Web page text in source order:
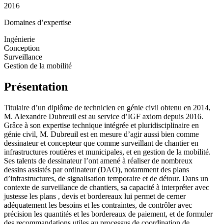
2016
Domaines d’expertise
Ingénierie
Conception
Surveillance
Gestion de la mobilité
Présentation
Titulaire d’un diplôme de technicien en génie civil obtenu en 2014,
M. Alexandre Dubreuil est au service d’IGF axiom depuis 2016.
Grâce à son expertise technique intégrée et pluridisciplinaire en
génie civil, M. Dubreuil est en mesure d’agir aussi bien comme
dessinateur et concepteur que comme surveillant de chantier en
infrastructures routières et municipales, et en gestion de la mobilité.
Ses talents de dessinateur l’ont amené à réaliser de nombreux
dessins assistés par ordinateur (DAO), notamment des plans
d’infrastructures, de signalisation temporaire et de détour. Dans un
contexte de surveillance de chantiers, sa capacité à interpréter avec
justesse les plans , devis et bordereaux lui permet de cerner
adéquatement les besoins et les contraintes, de contrôler avec
précision les quantités et les bordereaux de paiement, et de formuler